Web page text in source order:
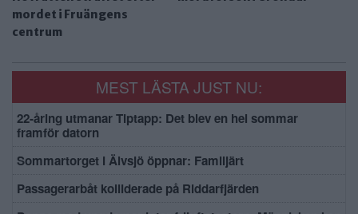
mordet i Fruängens
centrum
MEST LÄSTA JUST NU:
22-åring utmanar Tiptapp: Det blev en hel sommar
framför datorn
Sommartorget i Älvsjö öppnar: Familjärt
Passagerarbåt kolliderade på Riddarfjärden